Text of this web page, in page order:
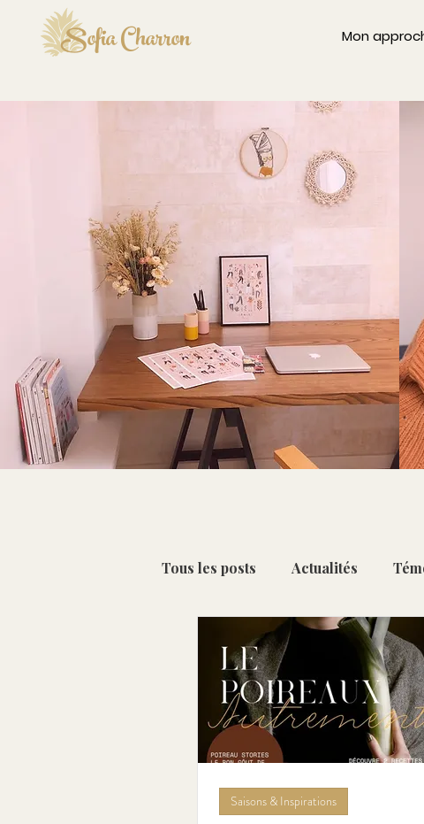
Sofia Charron Mon
Tous les posts Actualités
Petit-déjeuner & Collation
Chou-fleur [Oct - Mar]
Saisons & Inspirations